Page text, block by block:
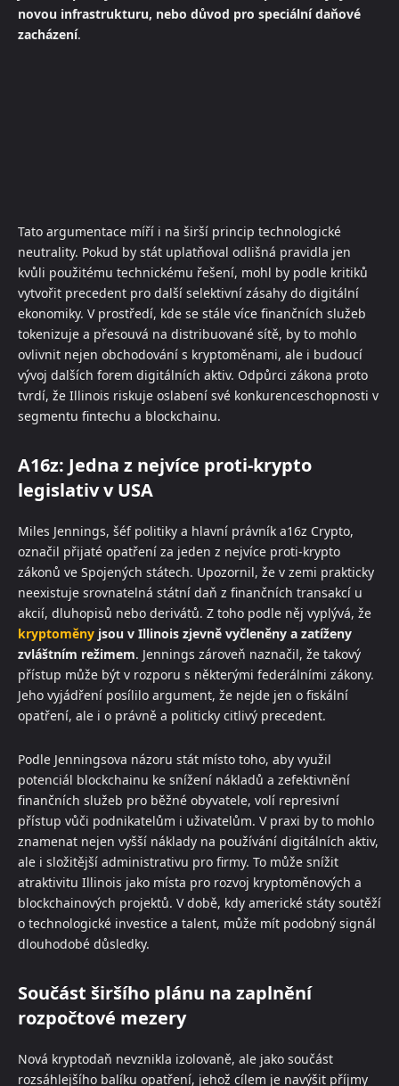
novou infrastrukturu, nebo důvod pro speciální daňové
zacházení.
Tato argumentace míří i na širší princip technologické
neutrality. Pokud by stát uplatňoval odlišná pravidla jen
kvůli použitému technickému řešení, mohl by podle kritiků
vytvořit precedent pro další selektivní zásahy do digitální
ekonomiky. V prostředí, kde se stále více finančních služeb
tokenizuje a přesouvá na distribuované sítě, by to mohlo
ovlivnit nejen obchodování s kryptoměnami, ale i budoucí
vývoj dalších forem digitálních aktiv. Odpůrci zákona proto
tvrdí, že Illinois riskuje oslabení své konkurenceschopnosti v
segmentu fintechu a blockchainu.
A16z: Jedna z nejvíce proti-krypto
legislativ v USA
Miles Jennings, šéf politiky a hlavní právník a16z Crypto,
označil přijaté opatření za jeden z nejvíce proti-krypto
zákonů ve Spojených státech. Upozornil, že v zemi prakticky
neexistuje srovnatelná státní daň z finančních transakcí u
akcií, dluhopisů nebo derivátů. Z toho podle něj vyplývá, že
kryptoměny jsou v Illinois zjevně vyčleněny a zatíženy
zvláštním režimem. Jennings zároveň naznačil, že takový
přístup může být v rozporu s některými federálními zákony.
Jeho vyjádření posílilo argument, že nejde jen o fiskální
opatření, ale i o právně a politicky citlivý precedent.
Podle Jenningsova názoru stát místo toho, aby využil
potenciál blockchainu ke snížení nákladů a zefektivnění
finančních služeb pro běžné obyvatele, volí represivní
přístup vůči podnikatelům i uživatelům. V praxi by to mohlo
znamenat nejen vyšší náklady na používání digitálních aktiv,
ale i složitější administrativu pro firmy. To může snížit
atraktivitu Illinois jako místa pro rozvoj kryptoměnových a
blockchainových projektů. V době, kdy americké státy soutěží
o technologické investice a talent, může mít podobný signál
dlouhodobé důsledky.
Součást širšího plánu na zaplnění
rozpočtové mezery
Nová kryptodaň nevznikla izolovaně, ale jako součást
rozsáhlejšího balíku opatření, jehož cílem je navýšit příjmy